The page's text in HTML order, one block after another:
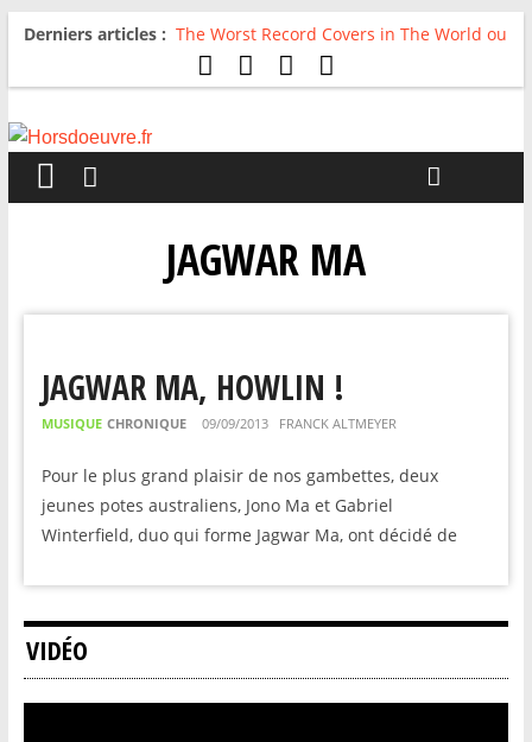
Derniers articles : The Worst Record Covers in The World ou
Comment rire du pire
Avril 2026 : C’est dans les vieux pots
For The First Time, Again : Tyler Ballgame
JAGWAR MA
JAGWAR MA, HOWLIN !
MUSIQUE CHRONIQUE 09/09/2013 FRANCK ALTMEYER
Pour le plus grand plaisir de nos gambettes, deux
jeunes potes australiens, Jono Ma et Gabriel
Winterfield, duo qui forme Jagwar Ma, ont décidé de
VIDÉO